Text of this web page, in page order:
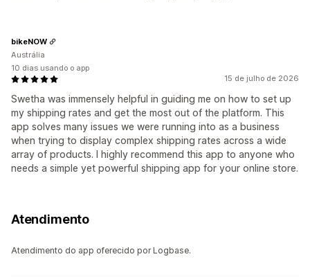
15 de julho de 2026
Swetha was immensely helpful in guiding me on how to set up
my shipping rates and get the most out of the platform. This
app solves many issues we were running into as a business
when trying to display complex shipping rates across a wide
array of products. I highly recommend this app to anyone who
needs a simple yet powerful shipping app for your online store.
bikeNOW
Austrália
10 dias usando o app
Atendimento
Atendimento do app oferecido por Logbase.